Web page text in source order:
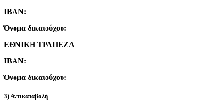
IBAN:
Όνομα δικαιούχου:
ΕΘΝΙΚΗ ΤΡΑΠΕΖΑ
IBAN:
Όνομα δικαιούχου:
3) Αντικαταβολή